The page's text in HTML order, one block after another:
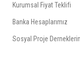
Kurumsal Fiyat Teklifi
Banka Hesaplarımız
Sosyal Proje